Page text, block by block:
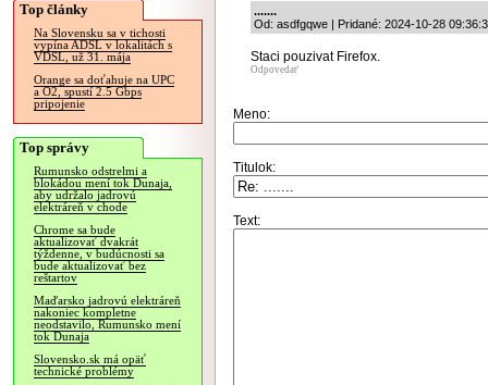
Top články
Na Slovensku sa v tichosti
vypína ADSL v lokalitách s
VDSL, už 31. mája
Orange sa doťahuje na UPC
a O2, spustí 2.5 Gbps
pripojenie
Top správy
Rumunsko odstrelmi a
blokádou mení tok Dunaja,
aby udržalo jadrovú
elektráreň v chode
Chrome sa bude
aktualizovať dvakrát
týždenne, v budúcnosti sa
bude aktualizovať bez
reštartov
Maďarsko jadrovú elektráreň
nakoniec kompletne
neodstavilo, Rumunsko mení
tok Dunaja
Slovensko.sk má opäť
technické problémy
.......
Od: asdfgqwe | Pridané: 2024-10-28
Staci pouzivat Firefox.
Odpovedať
Meno:
Titulok:
Text: